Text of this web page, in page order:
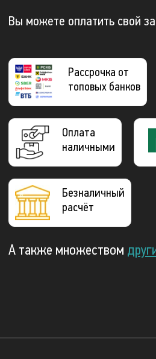
Вы можете оплатить свой
Рассрочка от
топовых банков
Оплата
наличными
Безналичный
расчёт
А также множеством